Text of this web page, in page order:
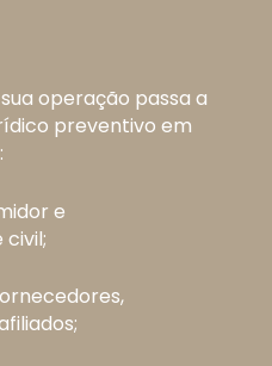
operação passa a
preventivo em
e